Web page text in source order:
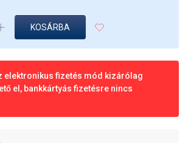
KOSÁRBA
elektronikus fizetés mód kizárólag
el, bankkártyás fizetésre nincs